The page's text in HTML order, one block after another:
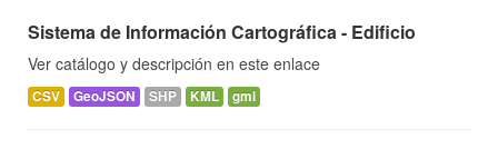
Sistema de Información Cartográfica - Edificio
Ver catálogo y descripción en este enlace
CSV GeoJSON SHP KML gml